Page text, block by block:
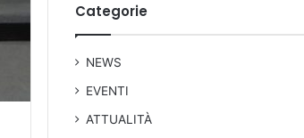
Categorie
NEWS
EVENTI
ATTUALITÀ